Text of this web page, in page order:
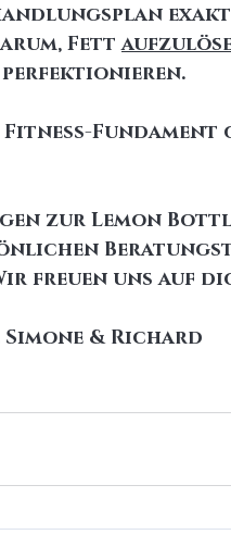
exakt
Fett
Fitness-
zur Lemon
freuen uns auf
& Richard